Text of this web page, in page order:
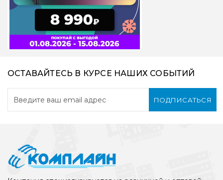
ОСТАВАЙТЕСЬ В КУРСЕ НАШИХ СОБЫТИЙ
ПОДПИСАТЬСЯ